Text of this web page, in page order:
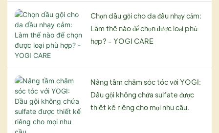
cường sức mạnh cho tóc từ
bên trong.
đồng nghĩa với sự đổi mới và
sức khỏe, giới thiệu một
phương pháp đột phá để
nâng tầm quy trình chăm
sóc tóc của bạn: dầu gội,
dầu xả và tinh chất dưỡng
tóc trước khi gội đầu có thể
tùy chỉnh theo sở thích.
Dầu dưỡng tóc giúp dưỡng
ẩm sâu cho tóc, đặc biệt là
tóc khô và hư tổn. Chúng
ẩm cho tóc, làm cho tóc
mềm mại và mượt mà hơn.
Chọn dầu gội cho da đầu nhạy cảm:
Làm thế nào để chọn được loại phù
hợp? - YOGI CARE
Nâng tầm chăm sóc tóc với YOGI:
Dầu gội không chứa sulfate được
thiết kế riêng cho mọi nhu cầu.